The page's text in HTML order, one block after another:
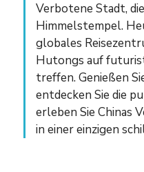
Verbotene Stadt,
Himmelstempel.
globales
Hutongs auf
treffen. Genießen
entdecken Sie die
erleben Sie Chinas
in einer einzigen